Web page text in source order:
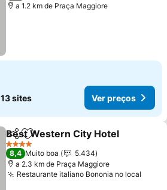
a 1.2 km de Praça Maggiore
13 sites Ver preços
PartilharAdicionar aos favoritos
Best Western City Hotel
4 Estrelas
8,4 Muito boa
5.434
a 2.3 km de Praça Maggiore
Restaurante italiano Bononia no local